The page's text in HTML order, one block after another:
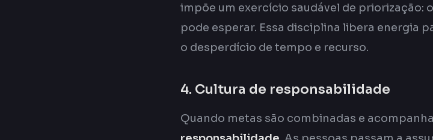
impõe um exercício saudável de priorização:
pode esperar. Essa disciplina libera energia
o desperdício de tempo e recurso.
4. Cultura de responsabilidade
Quando metas são combinadas e